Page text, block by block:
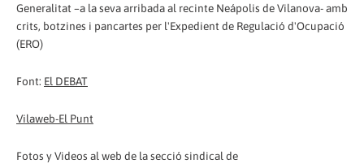
Generalitat –a la seva arribada al recinte Neápolis de Vilanova- amb
crits, botzines i pancartes per l'Expedient de Regulació d'Ocupació
(ERO)
Font: El DEBAT
Vilaweb-El Punt
Fotos y Videos al web de la secció sindical de